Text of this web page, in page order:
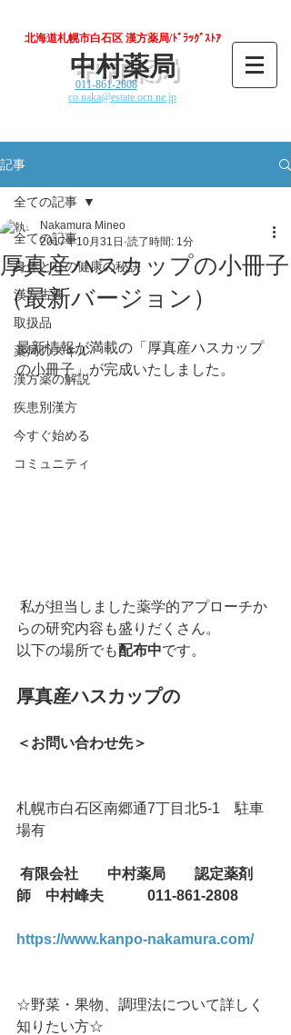
北海道札幌市白石区 漢方薬局/ﾄﾞﾗｯｸﾞｽﾄｱ
中村薬局
011-861-2808
co.naka@estate.ocn.ne.jp
記事
全ての記事
身体と心の健康の秘訣
漢方古典
取扱品
薬局のスキル
漢方薬の解説
疾患別漢方
今すぐ始める
コミュニティ
全ての記事
厚真産ハスカップの小冊子
（最新バージョン）
Nakamura Mineo
2017年10月31日 読了時間: 1分
最新情報が満載の「厚真産ハスカップ
の小冊子」が完成いたしました。
らの研究内容も盛りだくさん。
以下の場所でも配布中です。
厚真産ハスカップの
＜お問い合わせ先＞
札幌市白石区南郷通7丁目北5-1　駐車
場有
有限会社　　中村薬局　    認定薬剤
師　中村峰夫　　　011-861-2808
https://www.kanpo-nakamura.com/
☆野菜・果物、調理法について詳しく
知りたい方☆